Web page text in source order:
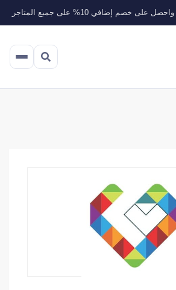
واحصل على خصم إضافي 10% على جميع المتاجر